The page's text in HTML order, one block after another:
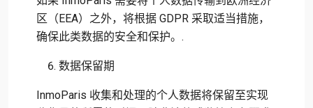
区（EEA）之外，将根据 GDPR 采取适当措施，
确保此类数据的安全和保护。.
数据保留期
InmoParis 收集和处理的个人数据将保留至实现